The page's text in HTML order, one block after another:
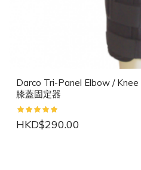
Darco Tri-Panel Elbow /
膝蓋固定器
HKD$290.00